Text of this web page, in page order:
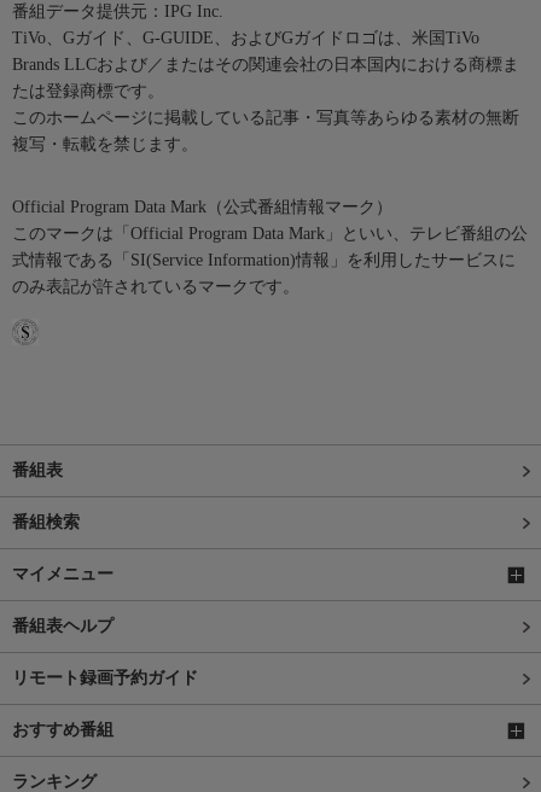
番組データ提供元：IPG Inc.
TiVo、Gガイド、G-GUIDE、およびGガイドロゴは、米国TiVo
Brands LLCおよび／またはその関連会社の日本国内における商標ま
たは登録商標です。
このホームページに掲載している記事・写真等あらゆる素材の無断
複写・転載を禁じます。
Official Program Data Mark（公式番組情報マーク）
このマークは「Official Program Data Mark」といい、テレビ番組の公
式情報である「SI(Service Information)情報」を利用したサービスに
のみ表記が許されているマークです。
番組表
番組検索
マイメニュー
番組表ヘルプ
リモート録画予約ガイド
おすすめ番組
ランキング